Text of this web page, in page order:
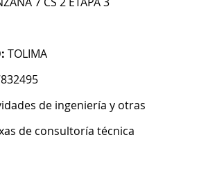
TOLIMA
de ingeniería y otras
de consultoría técnica